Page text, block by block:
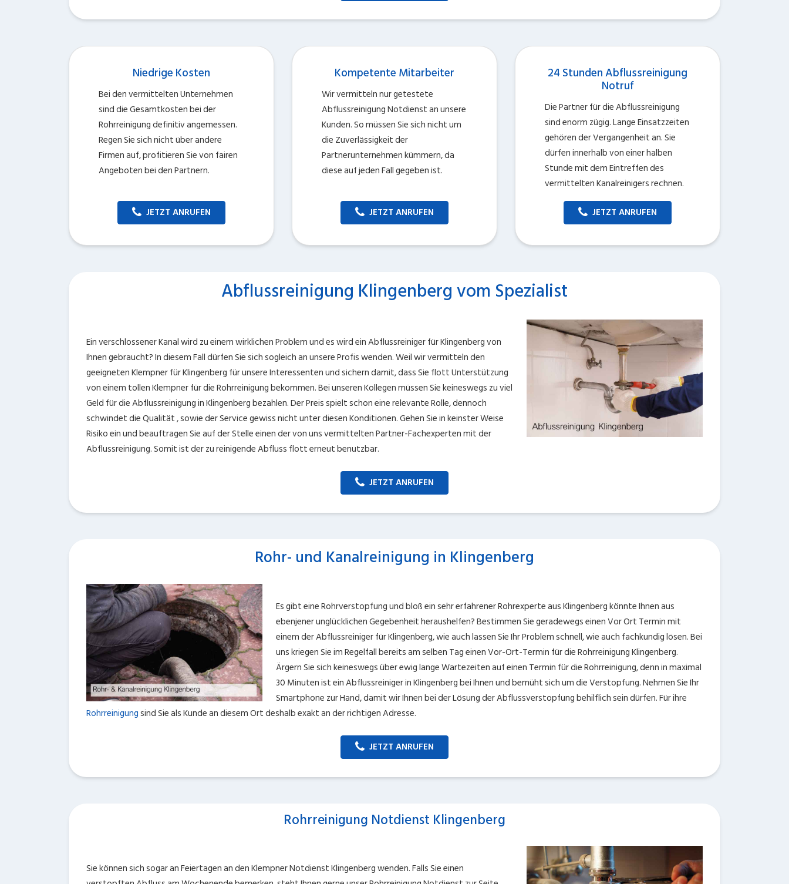
Niedrige Kosten
Bei den vermittelten Unternehmen
sind die Gesamtkosten bei der
Rohrreinigung definitiv angemessen.
Regen Sie sich nicht über andere
Firmen auf, profitieren Sie von fairen
Angeboten bei den Partnern.
JETZT ANRUFEN
Kompetente Mitarbeiter
Wir vermitteln nur getestete
Abflussreinigung Notdienst an unsere
Kunden. So müssen Sie sich nicht um
die Zuverlässigkeit der
Partnerunternehmen kümmern, da
diese auf jeden Fall gegeben ist.
JETZT ANRUFEN
24 Stunden Abflussreinigung
Notruf
Die Partner für die Abflussreinigung
sind enorm zügig. Lange Einsatzzeiten
gehören der Vergangenheit an. Sie
dürfen innerhalb von einer halben
Stunde mit dem Eintreffen des
vermittelten Kanalreinigers rechnen.
JETZT ANRUFEN
Abflussreinigung Klingenberg vom Spezialist
Ein verschlossener Kanal wird zu einem wirklichen Problem und es wird ein Abflussreiniger für Klingenberg von
Ihnen gebraucht? In diesem Fall dürfen Sie sich sogleich an unsere Profis wenden. Weil wir vermitteln den
geeigneten Klempner für Klingenberg für unsere Interessenten und sichern damit, dass Sie flott Unterstützung
von einem tollen Klempner für die Rohrreinigung bekommen. Bei unseren Kollegen müssen Sie keineswegs zu viel
Geld für die Abflussreinigung in Klingenberg bezahlen. Der Preis spielt schon eine relevante Rolle, dennoch
schwindet die Qualität , sowie der Service gewiss nicht unter diesen Konditionen. Gehen Sie in keinster Weise
Risiko ein und beauftragen Sie auf der Stelle einen der von uns vermittelten Partner-Fachexperten mit der
Abflussreinigung. Somit ist der zu reinigende Abfluss flott erneut benutzbar.
JETZT ANRUFEN
Rohr- und Kanalreinigung in Klingenberg
Es gibt eine Rohrverstopfung und bloß ein sehr erfahrener Rohrexperte aus Klingenberg könnte Ihnen aus
ebenjener unglücklichen Gegebenheit heraushelfen? Bestimmen Sie geradewegs einen Vor Ort Termin mit
einem der Abflussreiniger für Klingenberg, wie auch lassen Sie Ihr Problem schnell, wie auch fachkundig lösen. Bei
uns kriegen Sie im Regelfall bereits am selben Tag einen Vor-Ort-Termin für die Rohrreinigung Klingenberg.
Ärgern Sie sich keineswegs über ewig lange Wartezeiten auf einen Termin für die Rohrreinigung, denn in maximal
30 Minuten ist ein Abflussreiniger in Klingenberg bei Ihnen und bemüht sich um die Verstopfung. Nehmen Sie Ihr
Smartphone zur Hand, damit wir Ihnen bei der Lösung der Abflussverstopfung behilflich sein dürfen. Für ihre
Rohrreinigungsind Sie als Kunde an diesem Ort deshalb exakt an der richtigen Adresse.
JETZT ANRUFEN
Rohrreinigung Notdienst Klingenberg
Sie können sich sogar an Feiertagen an den Klempner Notdienst Klingenberg wenden. Falls Sie einen